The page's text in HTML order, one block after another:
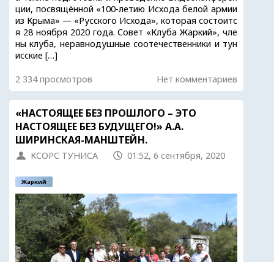
ции, посвящённой «100-летию Исхода белой армии
из Крыма» — «Русского Исхода», которая состоитс
я 28 ноября 2020 года. Совет «Клуба Жаркий», чле
ны клуба, неравнодушные соотечественники и тун
исские […]
2 334 просмотров Нет комментариев
«НАСТОЯЩЕЕ БЕЗ ПРОШЛОГО – ЭТО
НАСТОЯЩЕЕ БЕЗ БУДУЩЕГО!» А.А.
ШИРИНСКАЯ-МАНШТЕЙН.
КСОРС ТУНИСА 01:52, 6 сентября, 2020
Жаркий